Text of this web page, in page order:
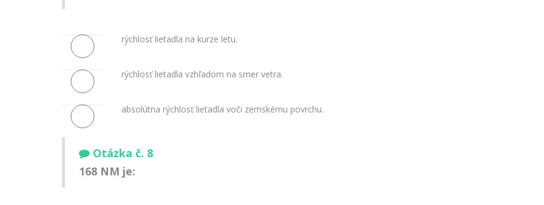
rýchlosť lietadla na kurze letu.
rýchlosť lietadla vzhľadom na smer vetra.
absolútna rýchlosť lietadla voči zemskému povrchu.
Otázka č. 8
168 NM je: